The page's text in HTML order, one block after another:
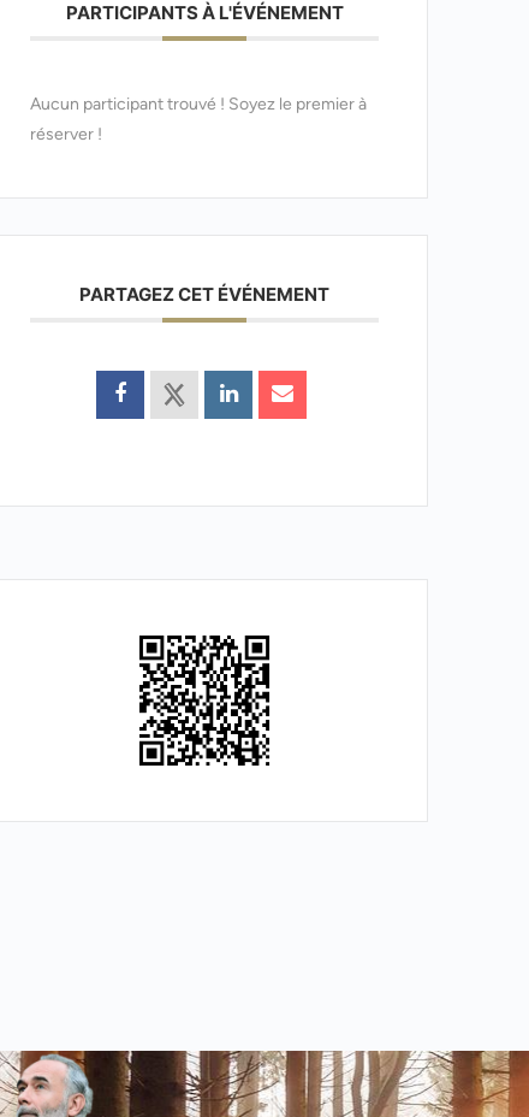
PARTICIPANTS À L'ÉVÉNEMENT
Aucun participant trouvé ! Soyez le premier à
réserver !
PARTAGEZ CET ÉVÉNEMENT